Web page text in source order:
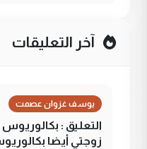
آخر التعليقات
يوسف غزوان عصمت
التعليق :
زوجتي أيضا